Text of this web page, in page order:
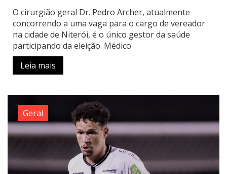
O cirurgião geral Dr. Pedro Archer, atualmente
concorrendo a uma vaga para o cargo de vereador
na cidade de Niterói, é o único gestor da saúde
participando da eleição. Médico
Leia mais
Geral